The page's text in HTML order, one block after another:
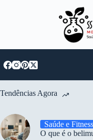
Tendências Agora
Saúde e Fitness
O que é o